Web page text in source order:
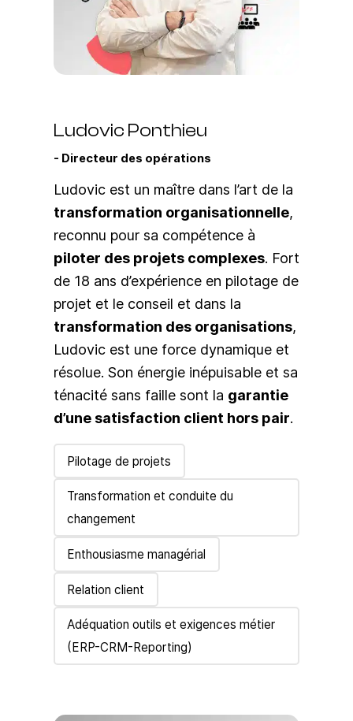
Ludovic Ponthieu
Directeur des opérations
Ludovic est un maître dans l’art de la
transformation organisationnelle,
reconnu pour sa compétence à
piloter des projets complexes. Fort
de 18 ans d’expérience en pilotage de
projet et le conseil et dans la
transformation des organisations,
Ludovic est une force dynamique et
résolue. Son énergie inépuisable et sa
ténacité sans faille sont la garantie
d’une satisfaction client hors pair.
Pilotage de projets
Transformation et conduite du
changement
Enthousiasme managérial
Relation client
Adéquation outils et exigences métier
(ERP-CRM-Reporting)